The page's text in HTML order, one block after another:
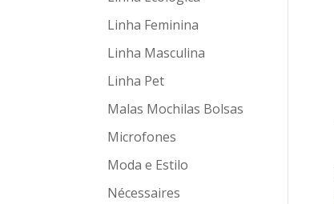
Linha Feminina
Linha Masculina
Linha Pet
Malas Mochilas Bolsas
Microfones
Moda e Estilo
Nécessaires